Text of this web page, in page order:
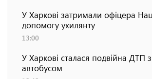
У Харкові затримали офіцера
допомогу ухилянту
13:00
У Харкові сталася подвійна ДТП
автобусом